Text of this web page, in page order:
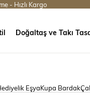
- Hızlı Kargo
Doğaltaş ve Takı
EşyaKupa Bardak